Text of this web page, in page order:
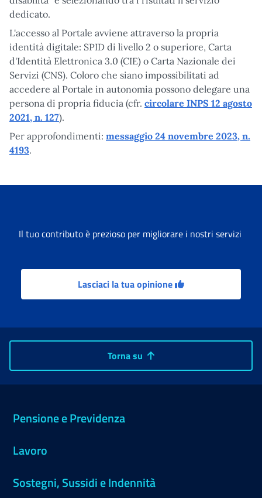
dedicato.
L'accesso al Portale avviene attraverso la propria
identità digitale: SPID di livello 2 o superiore, Carta
d'Identità Elettronica 3.0 (CIE) o Carta Nazionale dei
Servizi (CNS). Coloro che siano impossibilitati ad
accedere al Portale in autonomia possono delegare una
persona di propria fiducia (cfr. circolare INPS 12 agosto
2021, n. 127).
Per approfondimenti: messaggio 24 novembre 2023, n.
4193.
Il tuo contributo è prezioso per migliorare i nostri servizi
Lasciaci la tua opinione
Torna su
Pensione e Previdenza
Lavoro
Sostegni, Sussidi e Indennità